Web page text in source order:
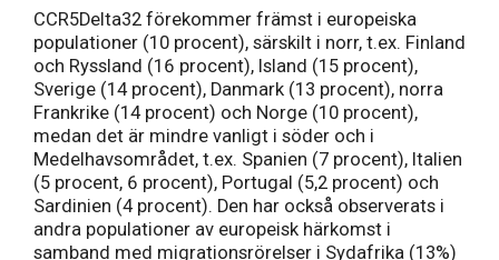
CCR5Delta32 förekommer främst i europeiska
populationer (10 procent), särskilt i norr, t.ex. Finland
och Ryssland (16 procent), Island (15 procent),
Sverige (14 procent), Danmark (13 procent), norra
Frankrike (14 procent) och Norge (10 procent),
medan det är mindre vanligt i söder och i
Medelhavsområdet, t.ex. Spanien (7 procent), Italien
(5 procent, 6 procent), Portugal (5,2 procent) och
Sardinien (4 procent). Den har också observerats i
andra populationer av europeisk härkomst i
samband med migrationsrörelser i Sydafrika (13%)